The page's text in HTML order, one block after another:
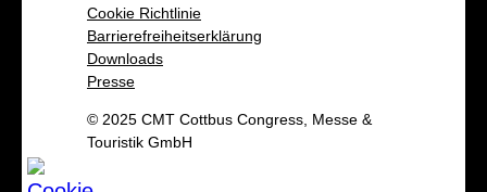
Cookie Richtlinie
Barrierefreiheitserklärung
Downloads
Presse
© 2025 CMT Cottbus Congress, Messe &
Touristik GmbH